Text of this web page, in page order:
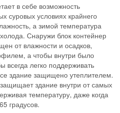
в себе возможность
суровых условиях крайнего
а зимой температура
Снаружи блок контейнер
от влажности и осадков,
а чтобы внутри было
всегда легко поддерживать
здание защищено утеплителем.
здание внутри от самых
температуру, даже когда
градусов.